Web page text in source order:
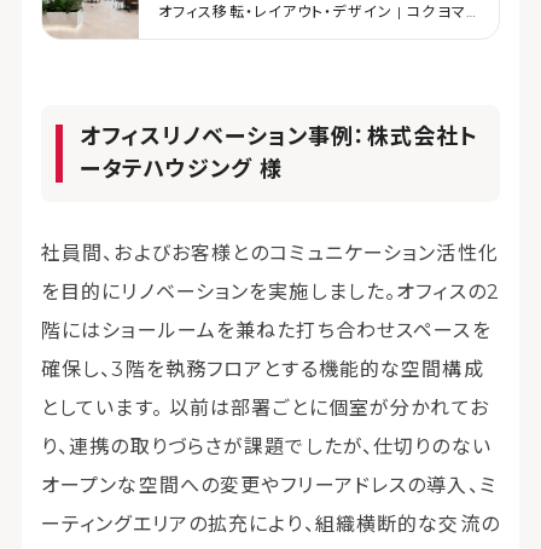
オフィス移転・レイアウト・デザイン | コクヨマ
オフィスリノベーション事例：株式会社ト
ータテハウジング 様
社員間、およびお客様とのコミュニケーション活性化
を目的にリノベーションを実施しました。オフィスの2
階にはショールームを兼ねた打ち合わせスペースを
確保し、3階を執務フロアとする機能的な空間構成
としています。 以前は部署ごとに個室が分かれてお
り、連携の取りづらさが課題でしたが、仕切りのない
オープンな空間への変更やフリーアドレスの導入、ミ
ーティングエリアの拡充により、組織横断的な交流の